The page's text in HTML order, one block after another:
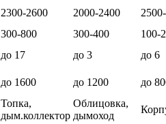
2300-2600 2000-2400
300-800 300-400
100-
до 17 до 3
до 6
до 1600 до 1200 до
Топка,
дым.коллектор
Облицовка,
дымоход